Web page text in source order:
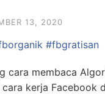
13, 2020
#fbgratisan
cara membaca
kerja Facebook